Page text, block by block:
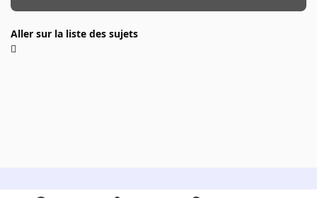
Aller sur la liste des sujets